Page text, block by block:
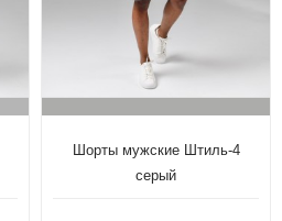
Шорты мужские Штиль-4
серый